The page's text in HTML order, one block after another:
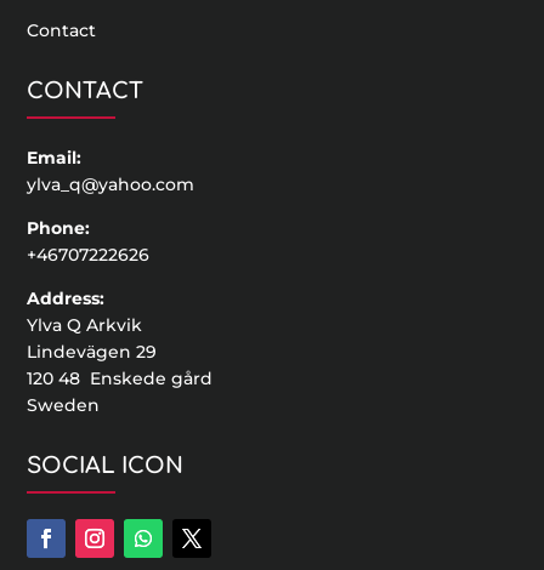
Contact
CONTACT
Email:
ylva_q@yahoo.com
Phone:
+46707222626
Address:
Ylva Q Arkvik
Lindevägen 29
120 48 Enskede gård
Sweden
SOCIAL ICON